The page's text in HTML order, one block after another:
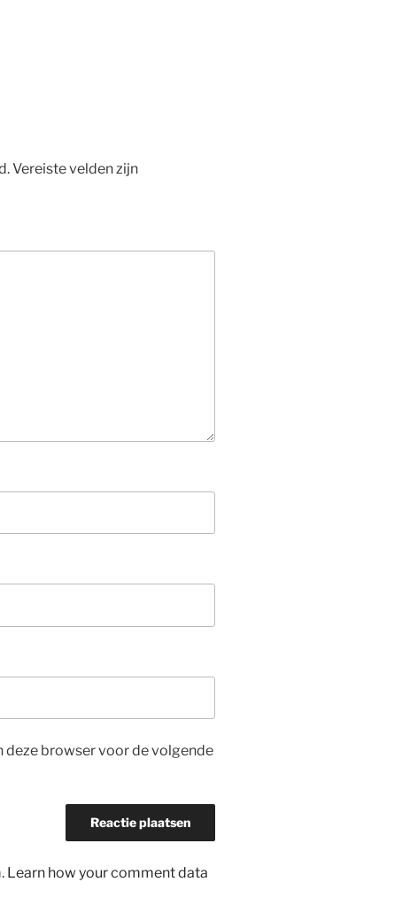
Vereiste velden zijn
deze browser voor de volgende
Learn how your comment data